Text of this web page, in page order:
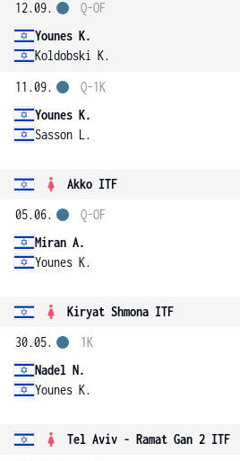
12.09.
Younes K.
Koldobski K.
Q-OF
11.09.
Younes K.
Sasson L.
Q-1K
Akko ITF
05.06.
Miran A.
Younes K.
Q-OF
Kiryat Shmona ITF
30.05.
Nadel N.
Younes K.
1K
Tel Aviv - Ramat Gan 2 ITF